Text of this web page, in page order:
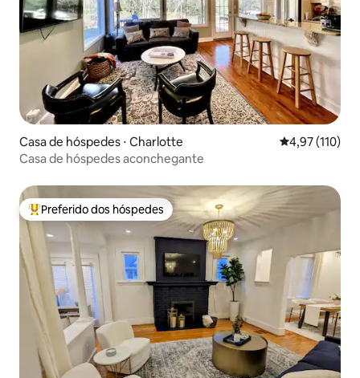
Casa de hóspedes ⋅ Charlotte 4,97 de uma
4,97 (110)
Casa de hóspedes aconchegante
Entre os melhores preferidos dos hóspedes
Preferido dos hóspedes